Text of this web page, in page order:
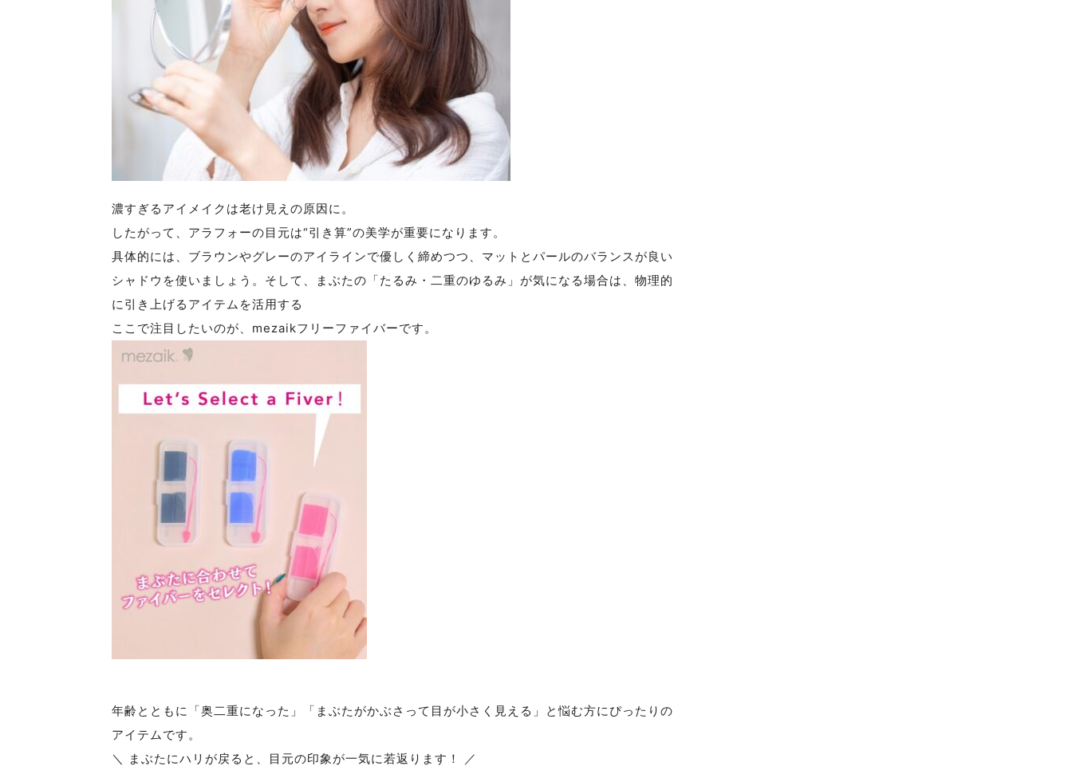
濃すぎるアイメイクは老け見えの原因に。
したがって、アラフォーの目元は“引き算”の美学が重要になります。
具体的には、ブラウンやグレーのアイラインで優しく締めつつ、マットとパールのバランスが良い
シャドウを使いましょう。そして、まぶたの「たるみ・二重のゆるみ」が気になる場合は、物理的
に引き上げるアイテムを活用する
ここで注目したいのが、mezaikフリーファイバーです。
年齢とともに「奥二重になった」「まぶたがかぶさって目が小さく見える」と悩む方にぴったりの
アイテムです。
＼ まぶたにハリが戻ると、目元の印象が一気に若返ります！ ／